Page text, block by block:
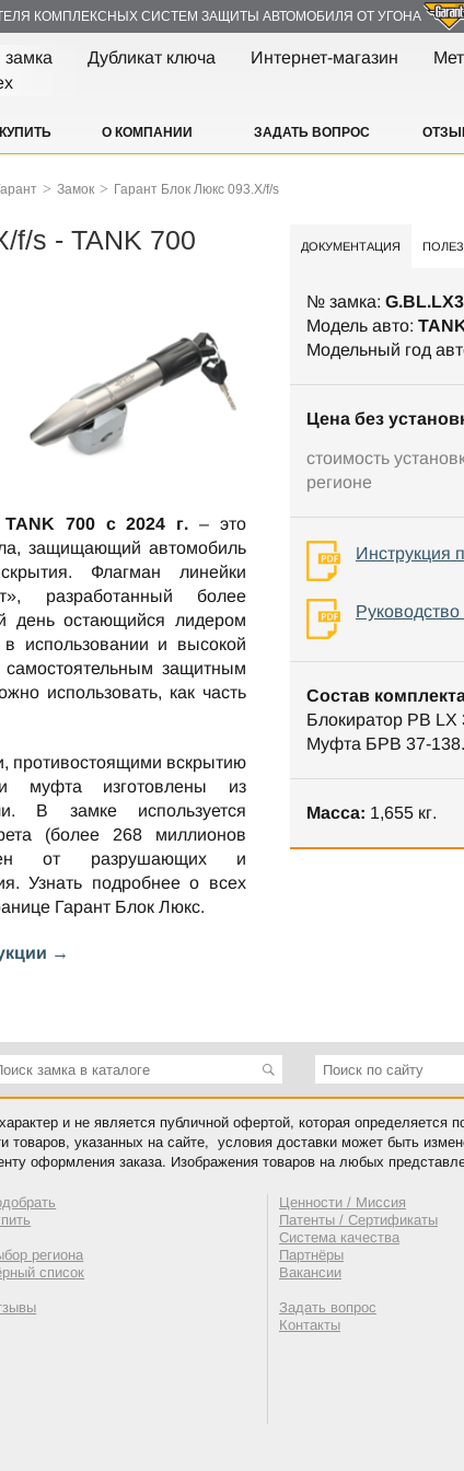
КОМПЛЕКСНЫХ СИСТЕМ ЗАЩИТЫ АВТОМОБИЛЯ ОТ УГОНА
замка Дубликат ключа Интернет-магазин
О КОМПАНИИ ЗАДАТЬ ВОПРОС
> Замок > Гарант Блок Люкс 093.X/f/s
f/s - TANK 700
TANK 700 c 2024 г. – это
защищающий автомобиль
Флагман линейки
разработанный более
день остающийся лидером
использовании и высокой
самостоятельным защитным
использовать, как часть
противостоящими вскрытию
и муфта изготовлены из
В замке используется
(более 268 миллионов
от разрушающих и
Узнать подробнее о всех
Гарант Блок Люкс.
→
ДОКУМЕНТАЦИЯ
№ замка:
Модель авто:
Модельный год
Цена без
стоимость
регионе
Инструкция
Руководство
Состав
Блокиратор РВ LX
Муфта БРВ 37-
Масса: 1,655 кг.
и не является публичной офертой, которая определяется
товаров, указанных на сайте, условия доставки может быть
оформления заказа. Изображения товаров на любых
региона
список
Ценности / Миссия
Патенты / Сертификаты
Система качества
Партнёры
Вакансии
Задать вопрос
Контакты